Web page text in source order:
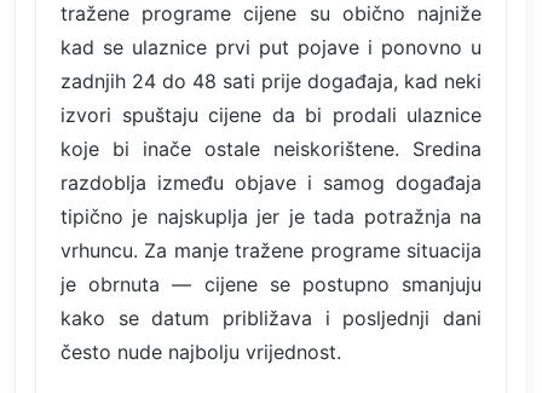
tražene programe cijene su obično najniže
kad se ulaznice prvi put pojave i ponovno u
zadnjih 24 do 48 sati prije događaja, kad neki
izvori spuštaju cijene da bi prodali ulaznice
koje bi inače ostale neiskorištene. Sredina
razdoblja između objave i samog događaja
tipično je najskuplja jer je tada potražnja na
vrhuncu. Za manje tražene programe situacija
je obrnuta — cijene se postupno smanjuju
kako se datum približava i posljednji dani
često nude najbolju vrijednost.